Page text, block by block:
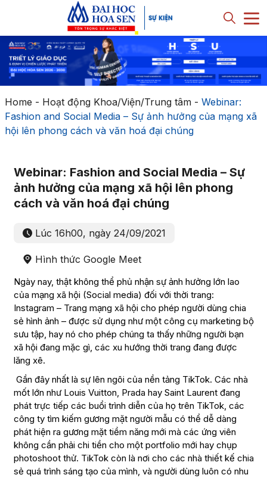
Home - Hoạt động Khoa/Viện/Trung tâm- Webinar:
Fashion and Social Media – Sự ảnh hưởng của mạng xã
hội lên phong cách và văn hoá đại chúng
Webinar: Fashion and Social Media – Sự
ảnh hưởng của mạng xã hội lên phong
cách và văn hoá đại chúng
Lúc 16h00, ngày 24/09/2021
Hình thức Google Meet
Ngày nay, thật không thể phủ nhận sự ảnh hưởng lớn lao
của mạng xã hội (Social media) đối với thời trang:
Instagram – Trang mạng xã hội cho phép người dùng chia
sẻ hình ảnh – được sử dụng như một công cụ marketing bộ
sưu tập, hay nó cho phép chúng ta thấy những người bạn
xã hội đang mặc gì, các xu hướng thời trang đang được
lăng xê.
Gần đây nhất là sự lên ngôi của nền tảng TikTok. Các nhà
mốt lớn như Louis Vuitton, Prada hay Saint Laurent đang
phát trực tiếp các buổi trình diễn của họ trên TikTok, các
công ty tìm kiếm gương mặt người mẫu có thể dễ dàng
phát hiện ra gương mặt tiềm năng mới mà các ứng viên
không cần phải chi tiền cho một portfolio mới hay chụp
photoshoot thử. TikTok còn là nơi cho các nhà thiết kế chia
sẻ quá trình sáng tạo của mình, và người dùng luôn có nhu